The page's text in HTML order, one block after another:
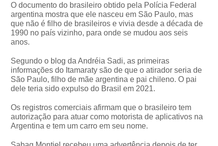
O documento do brasileiro obtido pela Polícia Federal
argentina mostra que ele nasceu em São Paulo, mas
que não é filho de brasileiros e vivia desde a década de
1990 no país vizinho, para onde se mudou aos seis
anos.
Segundo o blog da Andréia Sadi, as primeiras
informações do Itamaraty são de que o atirador seria de
São Paulo, filho de mãe argentina e pai chileno. O pai
dele teria sido expulso do Brasil em 2021.
Os registros comerciais afirmam que o brasileiro tem
autorização para atuar como motorista de aplicativos na
Argentina e tem um carro em seu nome.